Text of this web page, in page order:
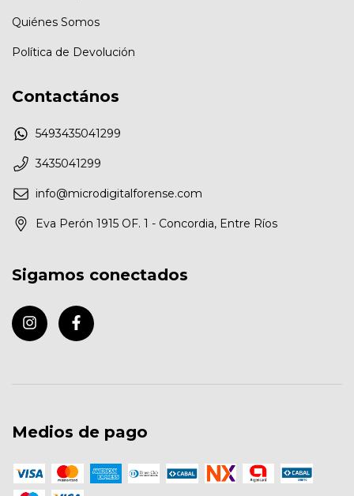
Quiénes Somos
Política de Devolución
Contactános
5493435041299
3435041299
info@microdigitalforense.com
Eva Perón 1915 OF. 1 - Concordia, Entre Ríos
Sigamos conectados
Medios de pago